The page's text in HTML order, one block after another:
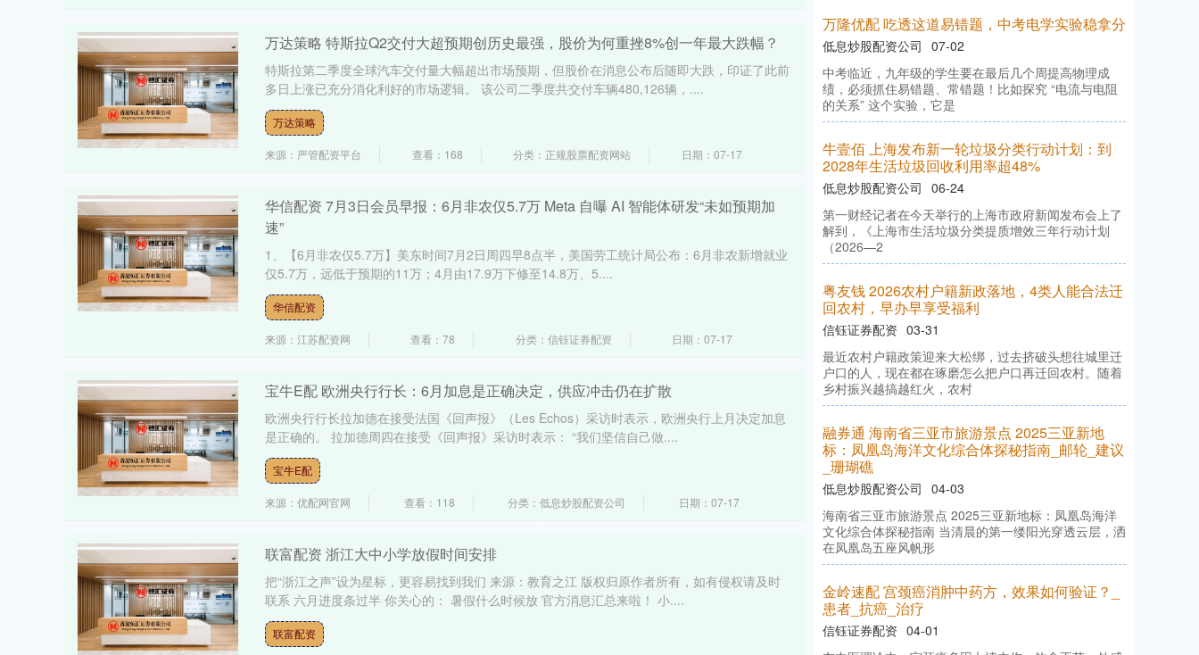
万达策略 特斯拉Q2交付大超预期创历史最强，股价为何重挫8%创一年最大跌幅？
特斯拉第二季度全球汽车交付量大幅超出市场预期，但股价在消息公布后随即大跌，印证了此前
多日上涨已充分消化利好的市场逻辑。 该公司二季度共交付车辆480,126辆，....
万达策略
来源：严管配资平台 查看：168 分类：正规股票配资网站 日期：07-17
华信配资 7月3日会员早报：6月非农仅5.7万 Meta 自曝 AI 智能体研发“未如预期加
速”
1、【6月非农仅5.7万】美东时间7月2日周四早8点半，美国劳工统计局公布：6月非农新增就业
仅5.7万，远低于预期的11万；4月由17.9万下修至14.8万、5....
华信配资
来源：江苏配资网 查看：78 分类：信钰证券配资 日期：07-17
宝牛E配 欧洲央行行长：6月加息是正确决定，供应冲击仍在扩散
欧洲央行行长拉加德在接受法国《回声报》（Les Echos）采访时表示，欧洲央行上月决定加息
是正确的。 拉加德周四在接受《回声报》采访时表示： “我们坚信自己做....
宝牛E配
来源：优配网官网 查看：118 分类：低息炒股配资公司 日期：07-17
联富配资 浙江大中小学放假时间安排
把“浙江之声”设为星标，更容易找到我们 来源：教育之江 版权归原作者所有，如有侵权请及时
联系 六月进度条过半 你关心的： 暑假什么时候放 官方消息汇总来啦！ 小....
联富配资
万利配资 “五一”首日迎来出行、入住高峰
低息炒股配资公司 05-03
财联社5月1日讯“五一”假期启幕，迎来出行高峰，春假
及拼假共同催生“加长版五一”热度高。中东局势不确定
性以及燃油费上调的
兴
泊
证
券
从
绝
望
到
狂
喜
只
需
一
条
贴
文
？
揭
秘
资
本
市
场
最
荒
诞
的
180度
大
转
弯
信钰证券配资 04-04
如
果
你
一
直
关
注
新
闻
的
话
，
可
能
会
忍
不
住
把
华
尔
街
周
一
早
晨
从
绝
望
到
狂
喜
的
180度
大
转
弯
，
视
为
市
场
交
易
员
都
是
一
群
“傻
瓜
”的
迹
象
。